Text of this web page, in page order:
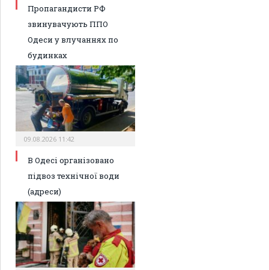
Пропагандисти РФ
звинувачують ППО
Одеси у влучаннях по
будинках
09.08.2026 11:42
В Одесі організовано
підвоз технічної води
(адреси)